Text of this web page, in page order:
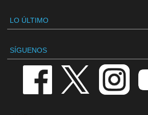
LO ÚLTIMO
SÍGUENOS